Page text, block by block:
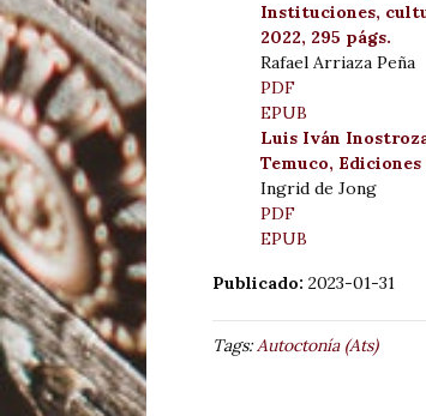
Instituciones,
2022, 295 págs.
Rafael Arriaza Peña
PDF
EPUB
Luis Iván
Temuco, Ediciones
Ingrid de Jong
PDF
EPUB
Publicado: 2023-01-31
Tags:Autoctonía (Ats)